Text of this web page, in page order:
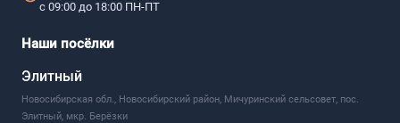
с 09:00 до 18:00 ПН-ПТ
Наши посёлки
Элитный
Новосибирская обл., Новосибирский район, Мичуринский сельсовет, пос.
Элитный, мкр. Берёзки